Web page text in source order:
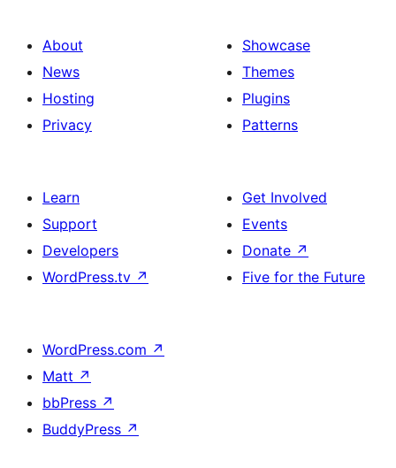
About
News
Hosting
Privacy
Showcase
Themes
Plugins
Patterns
Learn
Support
Developers
WordPress.tv ↗
Get Involved
Events
Donate ↗
Five for the Future
WordPress.com ↗
Matt ↗
bbPress ↗
BuddyPress ↗